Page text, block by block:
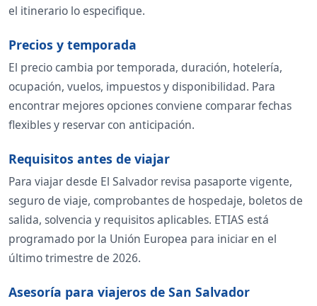
el itinerario lo especifique.
Precios y temporada
El precio cambia por temporada, duración, hotelería,
ocupación, vuelos, impuestos y disponibilidad. Para
encontrar mejores opciones conviene comparar fechas
flexibles y reservar con anticipación.
Requisitos antes de viajar
Para viajar desde El Salvador revisa pasaporte vigente,
seguro de viaje, comprobantes de hospedaje, boletos de
salida, solvencia y requisitos aplicables. ETIAS está
programado por la Unión Europea para iniciar en el
último trimestre de 2026.
Asesoría para viajeros de San Salvador